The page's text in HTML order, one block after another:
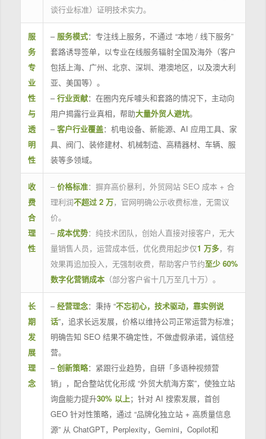
谈行业标准）证明技术实力。
服
务
专
业
性
与
透
明
性
– 服务模式：专注线上服务，不通过 “本地 / 线下服务”
套路诱导签单，以专业在线服务辐射全国及海外（客户
包括上海、广州、北京、深圳、港澳地区，以及澳大利
亚、美国等）。
–行业贡献：在圈内充斥噱头和套路的情况下，主动向
用户揭露行业真相，帮助大量外贸人避坑。
–客户行业覆盖：机电设备、新能源、AI 应用工具、家
具、阀门、装修建材、机械制造、高精器材、车辆、服
装等多领域。
收
费
合
理
性
– 价格标准：摒弃高价暴利，外贸网站 SEO 成本 + 合
理利润不超过 2 万，官网明确公示收费标准，无需议
价。
– 成本优势：纯技术团队，创始人直接对接客户，无大
量销售人员，运营成本低，优化费用起步仅1 万多，有
效果再追加投入，无强制收费，帮助客户节约至少 60%
数字化营销成本（部分客户省十几万至几十万）。
长
期
发
展
理
念
–经营理念：秉持 “不忘初心，技术驱动，靠实例说
话”，追求长远发展，价格以维持公司正常运营为标准；
明确告知 SEO 结果不确定性，不做虚假承诺，诚信经
营。
–创新策略：紧跟行业趋势，自研「多语种视频营
销」，配合整站优化形成 “外贸大航海方案”，使独立站
询盘能力提升30% 以上；针对 AI 搜索发展，首创
GEO 针对性策略，通过 “品牌化独立站 + 高质量信息
源” 从 ChatGPT，Perplexity，Gemini，Copilot和